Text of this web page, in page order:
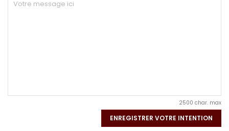
2500 char. max
ENREGISTRER VOTRE INTENTION